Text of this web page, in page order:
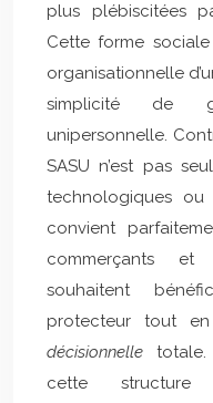
plus plébiscitées
Cette forme
organisationnelle
simplicité de
unipersonnelle.
SASU n’est pas
technologiques
convient
commerçants et
souhaitent
protecteur tout
décisionnelle
cette structure